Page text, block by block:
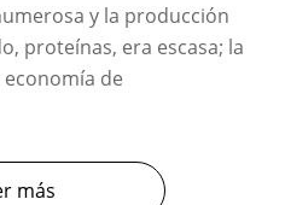
y la producción
proteínas, era escasa; la
de
más